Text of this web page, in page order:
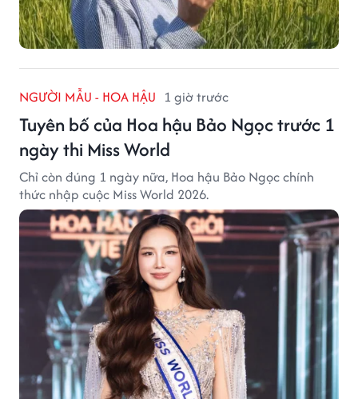
NGƯỜI MẪU - HOA HẬU 1 giờ trước
Tuyên bố của Hoa hậu Bảo Ngọc trước 1
ngày thi Miss World
Chỉ còn đúng 1 ngày nữa, Hoa hậu Bảo Ngọc chính
thức nhập cuộc Miss World 2026.